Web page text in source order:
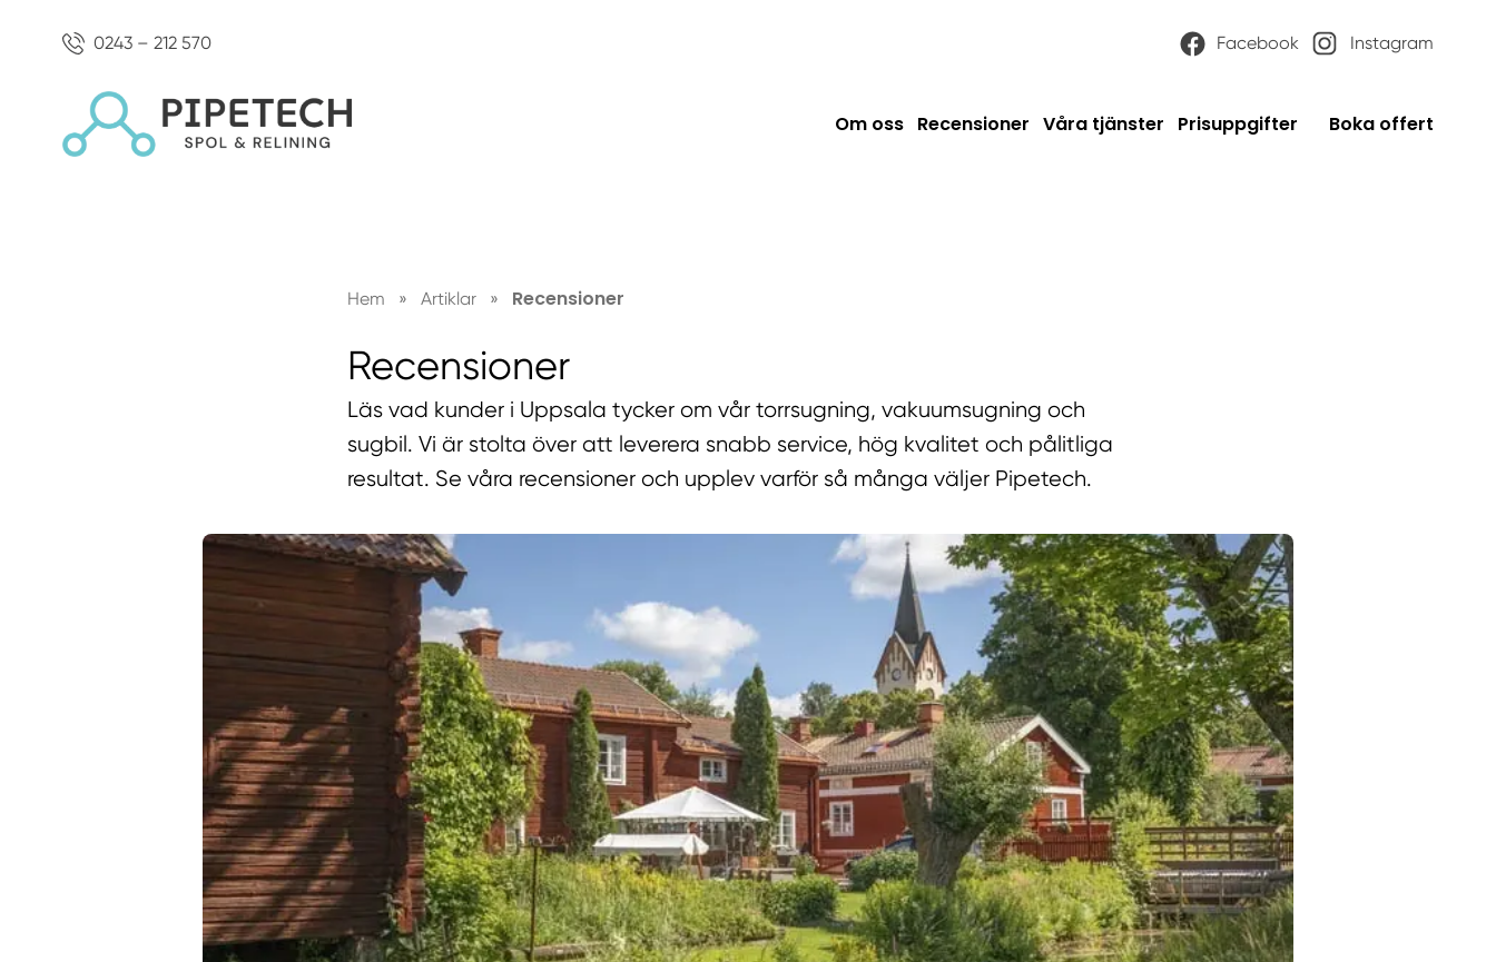
0243 – 212 570 Facebook Instagram
Om oss Recensioner Våra tjänster Prisuppgifter Boka offert
Hem » Artiklar » Recensioner
Recensioner
Läs vad kunder i Uppsala tycker om vår torrsugning, vakuumsugning och
sugbil. Vi är stolta över att leverera snabb service, hög kvalitet och pålitliga
resultat. Se våra recensioner och upplev varför så många väljer Pipetech.